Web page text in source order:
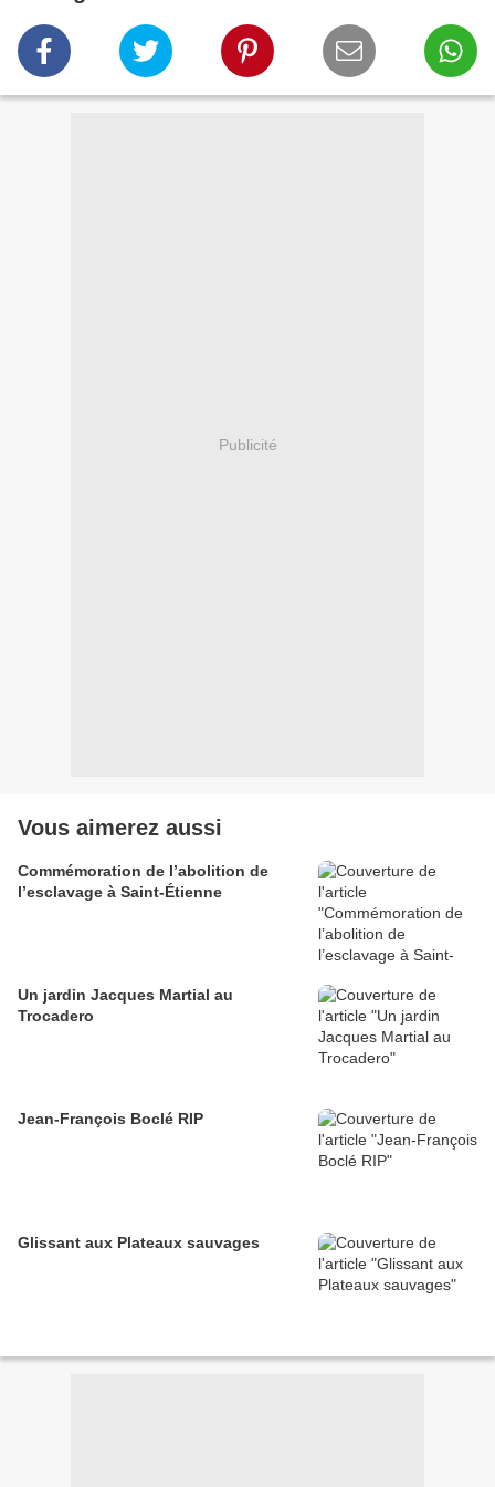
Publicité
Vous aimerez aussi
Commémoration de l’abolition de
l’esclavage à Saint-Étienne
Un jardin Jacques Martial au
Trocadero
Jean-François Boclé RIP
Glissant aux Plateaux sauvages